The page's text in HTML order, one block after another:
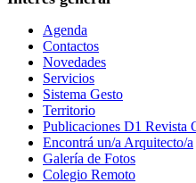
Agenda
Contactos
Novedades
Servicios
Sistema Gesto
Territorio
Publicaciones D1 Revista
Encontrá un/a Arquitecto/a
Galería de Fotos
Colegio Remoto